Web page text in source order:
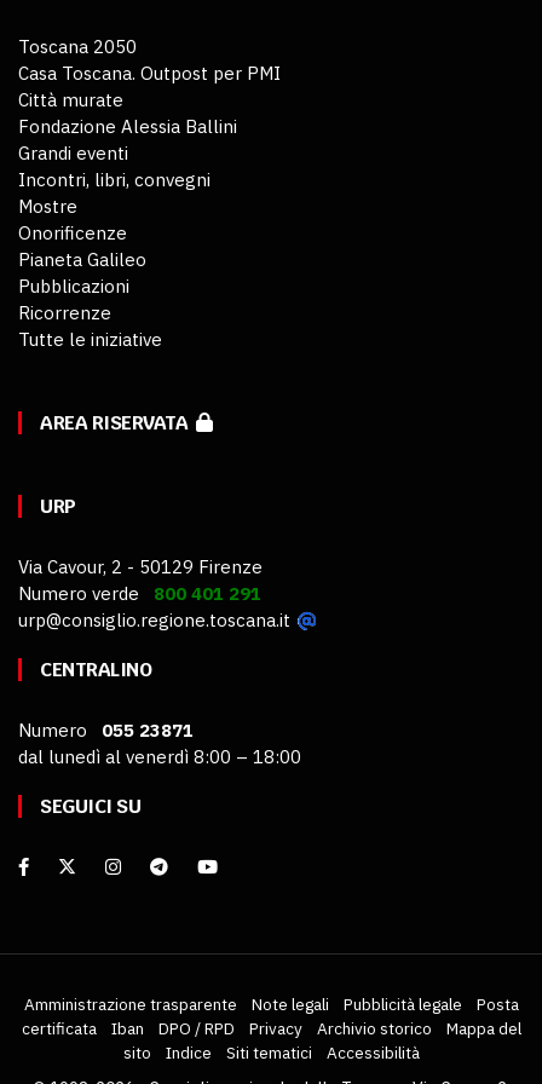
Toscana 2050
Casa Toscana. Outpost per PMI
Città murate
Fondazione Alessia Ballini
Grandi eventi
Incontri, libri, convegni
Mostre
Onorificenze
Pianeta Galileo
Pubblicazioni
Ricorrenze
Tutte le iniziative
AREA RISERVATA
URP
Via Cavour, 2 - 50129 Firenze
Numero verde 800 401 291
urp@consiglio.regione.toscana.it
CENTRALINO
Numero 055 23871
dal lunedì al venerdì 8:00 – 18:00
SEGUICI SU
Amministrazione trasparente Note legali Pubblicità legale
Posta
certificata
Iban DPO / RPD Privacy Archivio storico
Mappa del
sito
Indice Siti tematici
Accessibilità